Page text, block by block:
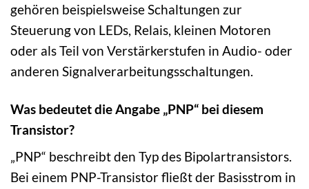
gehören beispielsweise Schaltungen zur
Steuerung von LEDs, Relais, kleinen Motoren
oder als Teil von Verstärkerstufen in Audio- oder
anderen Signalverarbeitungsschaltungen.
Was bedeutet die Angabe „PNP“ bei diesem
Transistor?
„PNP“ beschreibt den Typ des Bipolartransistors.
Bei einem PNP-Transistor fließt der Basisstrom in